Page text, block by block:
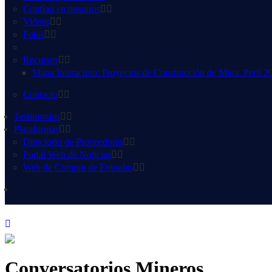
Confían en nosotros
Videos
Fotos
Recursos
Mapa Interactivo: Proyectos de Construcción de Mina. Perú
Contacto
Testimonios
Plataformas
Directorio de Proveedores
Portal Web de Noticias
Web de Compra de Entradas